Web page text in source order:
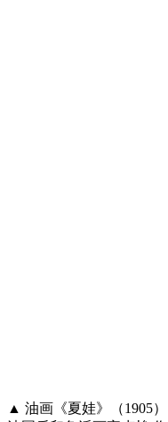
▲ 油画《夏娃》（1905）